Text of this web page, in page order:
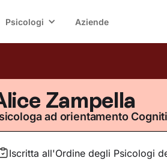
Psicologi Aziende
Zampella
ad orientamento
Iscritta all'Ordine degli Psicologi